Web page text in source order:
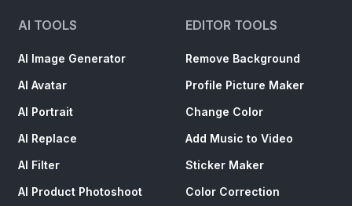
AI TOOLS
AI Image Generator
AI Avatar
AI Portrait
AI Replace
AI Filter
AI Product Photoshoot
EDITOR TOOLS
Remove Background
Profile Picture Maker
Change Color
Add Music to Video
Sticker Maker
Color Correction